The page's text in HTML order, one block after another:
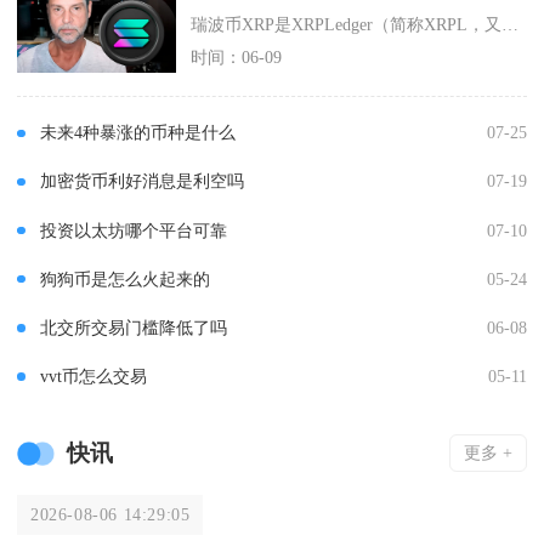
时间：06-09
未来4种暴涨的币种是什么 07-25
加密货币利好消息是利空吗 07-19
投资以太坊哪个平台可靠 07-10
狗狗币是怎么火起来的 05-24
北交所交易门槛降低了吗 06-08
vvt币怎么交易 05-11
快讯 更多 +
2026-08-06 14:29:05